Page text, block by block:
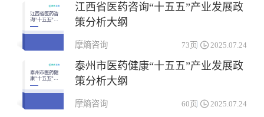
江西省医药咨
询“十五五”产
业发展政策分
析大纲
江西省医药咨询“十五五”产业发展政
策分析大纲
摩熵咨询 73页 2025.07.24
泰州市医药健
康“十五五”产
业发展政策分
析大纲
泰州市医药健康“十五五”产业发展政
策分析大纲
摩熵咨询 60页 2025.07.24